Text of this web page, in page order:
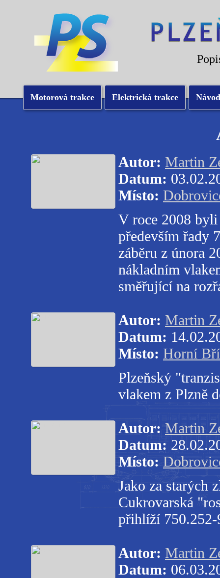
Motorová trakce Elektrická trakce
Autor: Martin
Datum:
Místo:
V roce 2008
především řady
záběru z února
nákladním
směřující na
Autor: Martin
Datum:
Místo: Horní
Plzeňský
vlakem z Plzně
Autor: Martin
Datum:
Místo:
Jako za starých
Cukrovarská
přihlíží
Autor: Martin
Datum: